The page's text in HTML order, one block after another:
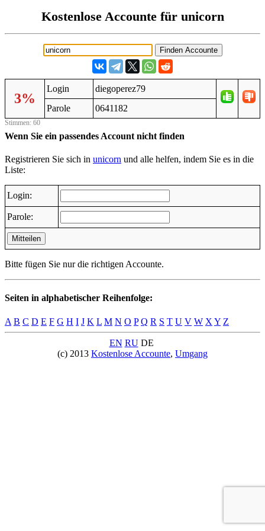
Kostenlose Accounte für unicorn
3%
Login
diegoperez79
Parole
0641182
Stimmen: 60
Wenn Sie ein passendes Account nicht finden
Registrieren Sie sich in unicorn und alle helfen, indem Sie es in die
Liste:
Login:
Parole:
Mitteilen
Bitte fügen Sie nur die richtigen Accounte.
Seiten in alphabetischer Reihenfolge:
A B C D E F G H I J K L M N O P Q R S T U V W X Y Z
EN RUDE
(c) 2013 Kostenlose Accounte, Umgang